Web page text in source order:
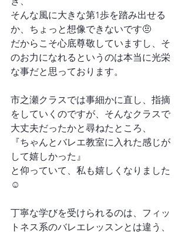
そんな風に大きな第1歩を踏み出せる
か、ちょっと想像できないです🤨
だからこそ心底尊敬していますし、そ
のお力になれるというのは本当に光栄
な事だと思っております。
市之瀬クラスでは事細かに直し、指摘
をしていくのですが、そんなクラスで
大丈夫だったかと尋ねたところ、
『ちゃんとバレエ教室に入れた感じが
して嬉しかった』
と仰っていて、私も嬉しくなりました
☺️
丁寧な学びを受けられるのは、フィッ
トネス系のバレエレッスンとは違う、